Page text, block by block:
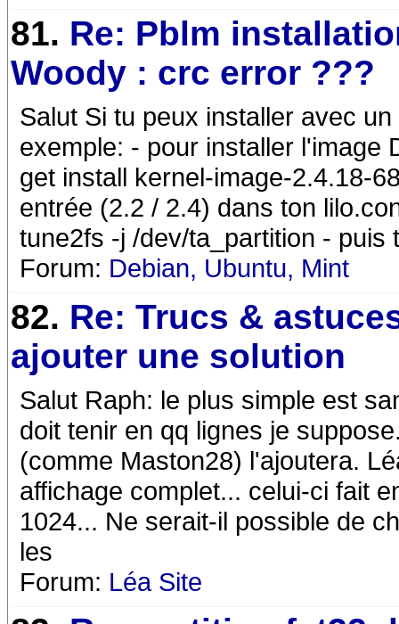
81. Re: Pblm
Woody : crc error ???
Salut Si tu peux installer avec
exemple: - pour installer l'image
get install kernel-image-2.4.18-
entrée (2.2 / 2.4) dans ton
tune2fs -j /dev/ta_partition -
Forum: Debian, Ubuntu, Mint
82. Re: Trucs &
ajouter une solution
Salut Raph: le plus simple est
doit tenir en qq lignes je
(comme Maston28) l'ajoutera.
affichage complet... celui-ci fait
1024... Ne serait-il possible de
les
Forum: Léa Site